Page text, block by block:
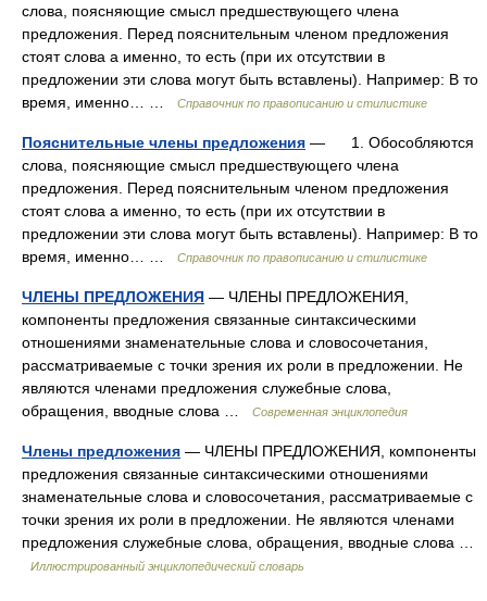
слова, поясняющие смысл предшествующего члена
предложения. Перед пояснительным членом предложения
стоят слова а именно, то есть (при их отсутствии в
предложении эти слова могут быть вставлены). Например: В то
время, именно… …
Справочник по правописанию и стилистике
Пояснительные члены предложения — 1. Обособляются
слова, поясняющие смысл предшествующего члена
предложения. Перед пояснительным членом предложения
стоят слова а именно, то есть (при их отсутствии в
предложении эти слова могут быть вставлены). Например: В то
время, именно… …
Справочник по правописанию и стилистике
ЧЛЕНЫ ПРЕДЛОЖЕНИЯ — ЧЛЕНЫ ПРЕДЛОЖЕНИЯ,
компоненты предложения связанные синтаксическими
отношениями знаменательные слова и словосочетания,
рассматриваемые с точки зрения их роли в предложении. Не
являются членами предложения служебные слова,
обращения, вводные слова …
Современная энциклопедия
Члены предложения — ЧЛЕНЫ ПРЕДЛОЖЕНИЯ, компоненты
предложения связанные синтаксическими отношениями
знаменательные слова и словосочетания, рассматриваемые с
точки зрения их роли в предложении. Не являются членами
предложения служебные слова, обращения, вводные слова …
Иллюстрированный энциклопедический словарь